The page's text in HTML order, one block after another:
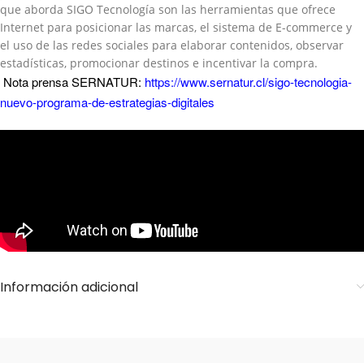
que aborda SIGO Tecnología son las herramientas que ofrece
Internet para posicionar las marcas, el sistema de E-commerce y
el uso de las redes sociales para elaborar contenidos, observar
estadísticas, promocionar destinos e incentivar la compra.
Nota prensa SERNATUR: https://www.sernatur.cl/sigo-tecnologia-
nuevo-programa-de-estrategias-digitales
Información adicional